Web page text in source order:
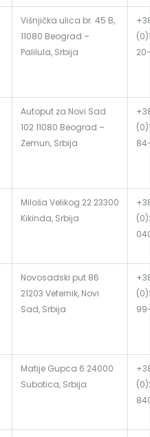
Višnjička ulica br. 45 B,
11080 Beograd –
Palilula, Srbija
Autoput za Novi Sad
102 11080 Beograd –
Zemun, Srbija
Miloša Velikog 22 23300
Kikinda, Srbija
Novosadski put 86
21203 Veternik, Novi
Sad, Srbija
Matije Gupca 6 24000
Subotica, Srbija